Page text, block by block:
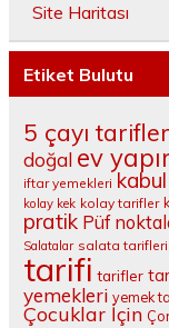
Site Haritası
Etiket Bulutu
5 çayı
doğal ev
iftar yemekleri
kolay kek kolay tarifler
pratik Püf
Salatalar salata tarifleri
tarifi tarifler
yemekleri yemek
Çocuklar İçin